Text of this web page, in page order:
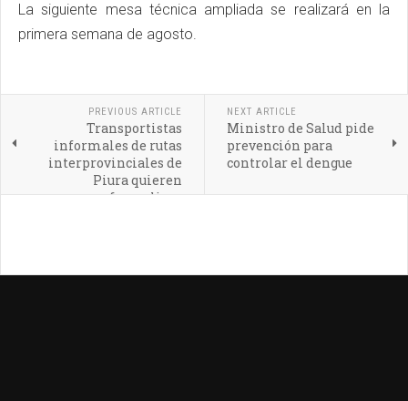
La siguiente mesa técnica ampliada se realizará en la
primera semana de agosto.
PREVIOUS ARTICLE
Transportistas
informales de rutas
interprovinciales de
Piura quieren
formalizar
NEXT ARTICLE
Ministro de Salud pide
prevención para
controlar el dengue